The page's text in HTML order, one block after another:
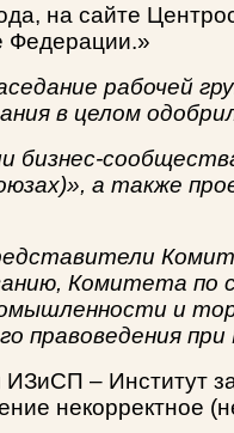
на сайте
Федерации.»
рабочей
в целом
а также
Комитета
и
правоведения
– Институт
некорректное